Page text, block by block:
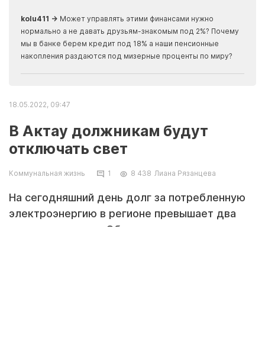
kolu411 → Может управлять этими финансами нужно
нормально а не давать друзьям-знакомым под 2%? Почему
мы в банке берем кредит под 18% а наши пенсионные
накопления раздаются под мизерные проценты по миру?
18.05.2022, 09:47
В Актау должникам будут
отключать свет
Коммунальная жизнь 1 8 438 Лиана Рязанцева
На сегодняшний день долг за потребленную
электроэнергию в регионе превышает два
миллиарда тенге. Об этом заявил директор